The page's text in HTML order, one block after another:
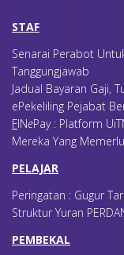
STAF
Senarai Perabot
Tanggungjawab
Jadual Bayaran Gaji,
ePekeliling Pejabat
FINePay : Platform
Mereka Yang
PELAJAR
Peringatan : Gugur
Struktur Yuran
PEMBEKAL